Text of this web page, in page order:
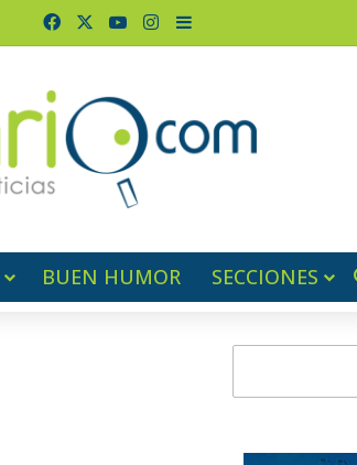
FacebookYouTubeInstagram
Barra lateral
BUEN HUMOR SECCIONES